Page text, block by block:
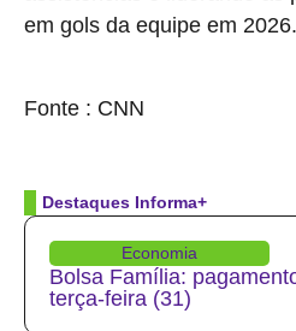
em gols da equipe em 2026.
Fonte : CNN
Destaques Informa+
Economia
Bolsa Família:
terça-feira (31)